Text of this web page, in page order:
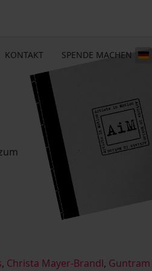
KONTAKT SPENDE MACHEN
, Christa Mayer-Brandl,